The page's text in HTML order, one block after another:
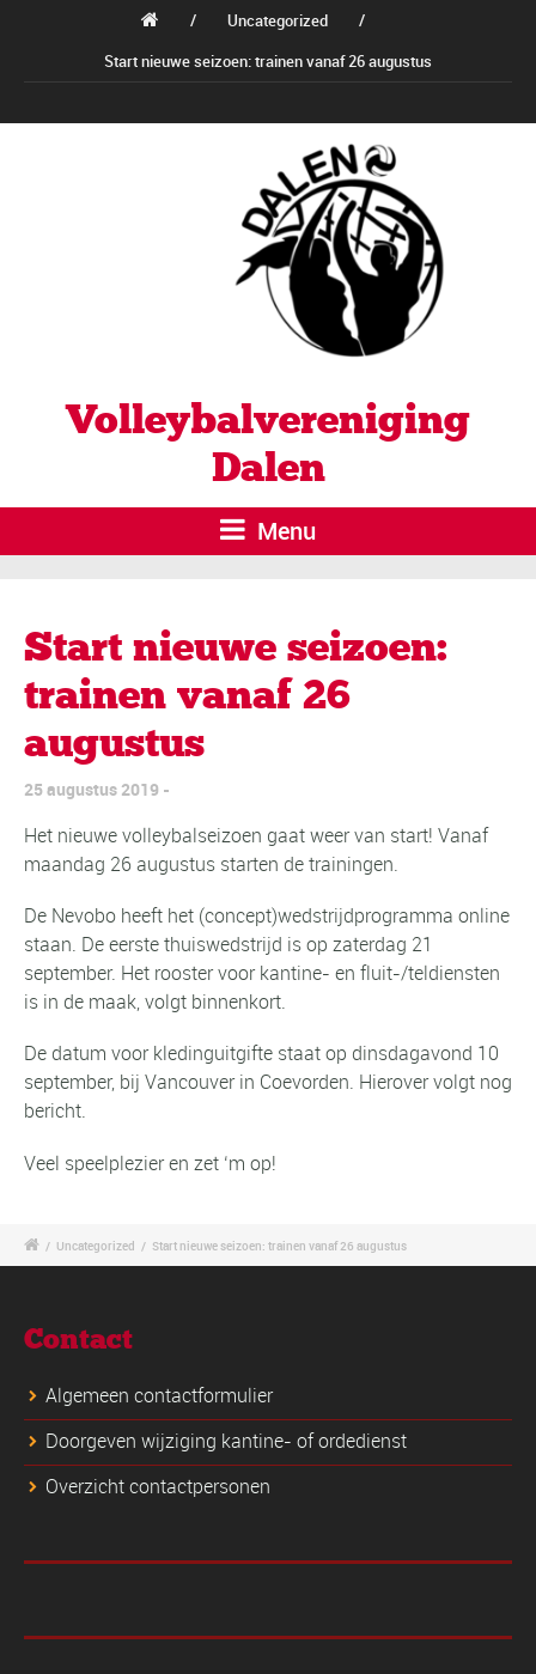
/ Uncategorized
/
Start nieuwe seizoen: trainen vanaf 26 augustus
Volleybalvereniging
Dalen
Menu
Start nieuwe seizoen:
trainen vanaf 26
augustus
25 augustus 2019
Het nieuwe volleybalseizoen gaat weer van start! Vanaf
maandag 26 augustus starten de trainingen.
De Nevobo heeft het (concept)wedstrijdprogramma online
staan. De eerste thuiswedstrijd is op zaterdag 21
september. Het rooster voor kantine- en fluit-/teldiensten
is in de maak, volgt binnenkort.
De datum voor kledinguitgifte staat op dinsdagavond 10
september, bij Vancouver in Coevorden. Hierover volgt nog
bericht.
Veel speelplezier en zet ‘m op!
/ Uncategorized / Start nieuwe seizoen: trainen vanaf 26 augustus
Contact
Algemeen contactformulier
Doorgeven wijziging kantine- of ordedienst
Overzicht contactpersonen